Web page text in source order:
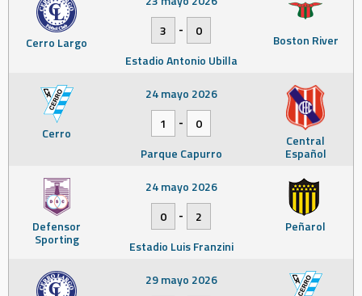
Cerro Largo Boston River
3
-
0
Estadio Antonio Ubilla
Cerro Central
Español
24 mayo 2026
1
-
0
Parque Capurro
Defensor
Sporting
Peñarol
24 mayo 2026
0
-
2
Estadio Luis Franzini
29 mayo 2026